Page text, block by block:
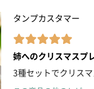
タンプカスタマー
姉へのクリスマスプ
3種セットでクリス